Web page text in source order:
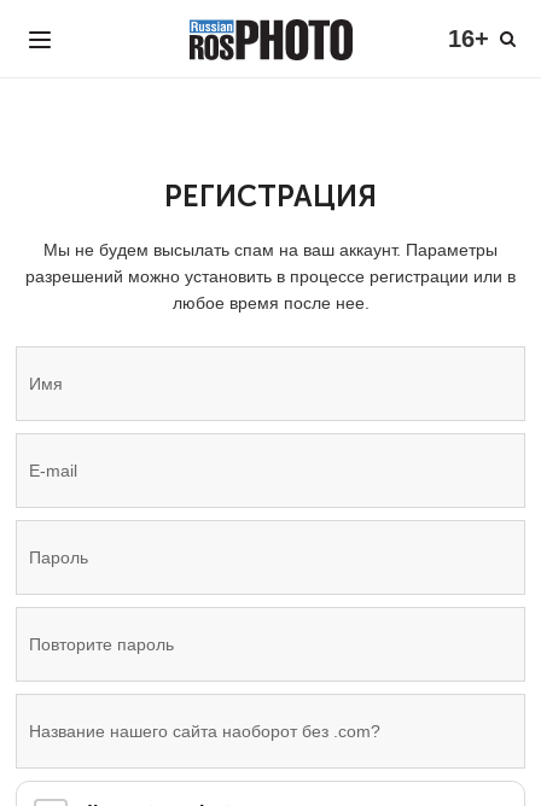
16+
РЕГИСТРАЦИЯ
Мы не будем высылать спам на ваш аккаунт. Параметры
разрешений можно установить в процессе регистрации или в
любое время после нее.